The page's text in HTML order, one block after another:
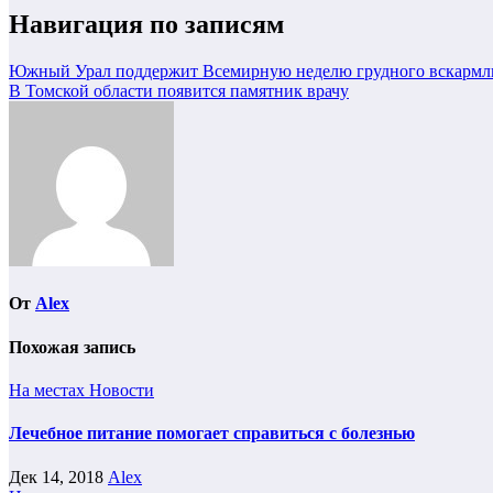
Навигация по записям
Южный Урал поддержит Всемирную неделю грудного
В Томской области появится памятник врачу
От Alex
Похожая запись
На местах Новости
Лечебное питание помогает справиться с болезнью
Дек 14, 2018 Alex